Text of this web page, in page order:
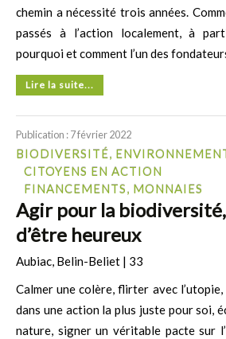
chemin a nécessité trois années.
passés à l’action localement, à
pourquoi et comment l’un des
Lire la suite...
Publication : 7 février 2022
BIODIVERSITÉ,
CITOYENS EN ACTION
FINANCEMENTS, MONNAIES
Agir pour la
d’être heureux
Aubiac, Belin-Beliet | 33
Calmer une colère, flirter avec
dans une action la plus juste pour soi,
nature, signer un véritable pacte sur